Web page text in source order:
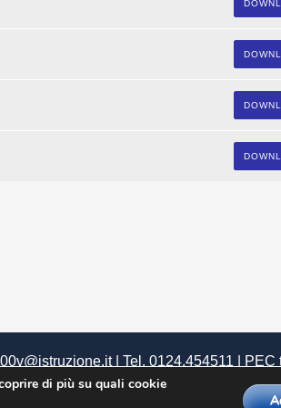
| Tel. 0124.454511 | PEC
|Privacy|Dichiarazione di Accessibilità|
di più su quali cookie